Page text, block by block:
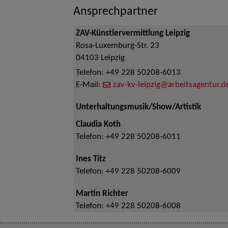
Ansprechpartner
ZAV-Künstlervermittlung Leipzig
Rosa-Luxemburg-Str. 23
04103 Leipzig
Telefon: +49 228 50208-6013
E-Mail:
zav-kv-
Unterhaltungsmusik/Show/Artistik
Claudia Koth
Telefon: +49 228 50208-6011
Ines Titz
Telefon: +49 228 50208-6009
Martin Richter
Telefon: +49 228 50208-6008